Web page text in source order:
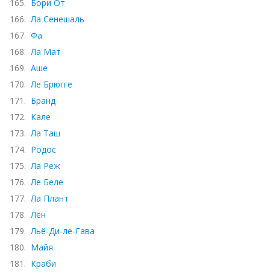
165. Бори От
166. Ла Сенешаль
167. Фа
168. Ла Мат
169. Аше
170. Ле Брюгге
171. Бранд
172. Кале
173. Ла Таш
174. Родос
175. Ла Реж
176. Ле Беле
177. Ла Плант
178. Лён
179. Льё-Ди-ле-Гава
180. Майя
181. Краби